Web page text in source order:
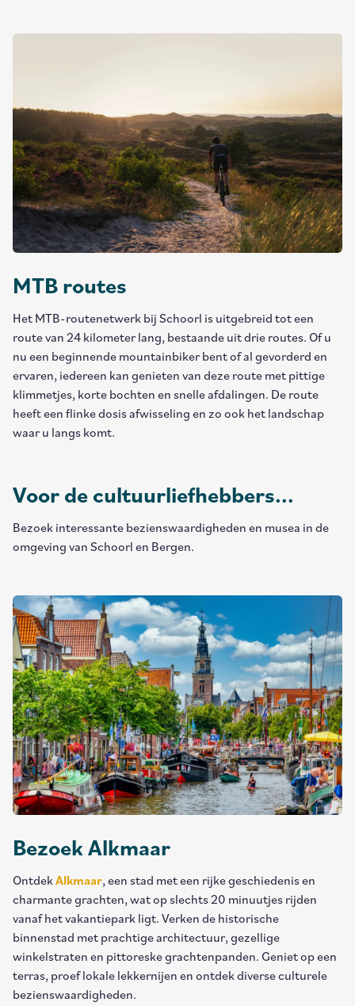
MTB routes
Het MTB-routenetwerk bij Schoorl is uitgebreid tot een
route van 24 kilometer lang, bestaande uit drie routes. Of u
nu een beginnende mountainbiker bent of al gevorderd en
ervaren, iedereen kan genieten van deze route met pittige
klimmetjes, korte bochten en snelle afdalingen. De route
heeft een flinke dosis afwisseling en zo ook het landschap
waar u langs komt.
Voor de cultuurliefhebbers...
Bezoek interessante bezienswaardigheden en musea in de
omgeving van Schoorl en Bergen.
Bezoek Alkmaar
OntdekAlkmaar, een stad met een rijke geschiedenis en
charmante grachten, wat op slechts 20 minuutjes rijden
vanaf het vakantiepark ligt. Verken de historische
binnenstad met prachtige architectuur, gezellige
winkelstraten en pittoreske grachtenpanden. Geniet op een
terras, proef lokale lekkernijen en ontdek diverse culturele
bezienswaardigheden.